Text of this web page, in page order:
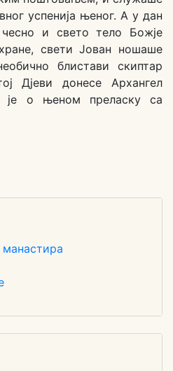
успенија њеног. А у дан
и свето тело Божје
свети Јован ношаше
блистави скиптар
Дјеви донесе Архангел
је о њеном преласку са